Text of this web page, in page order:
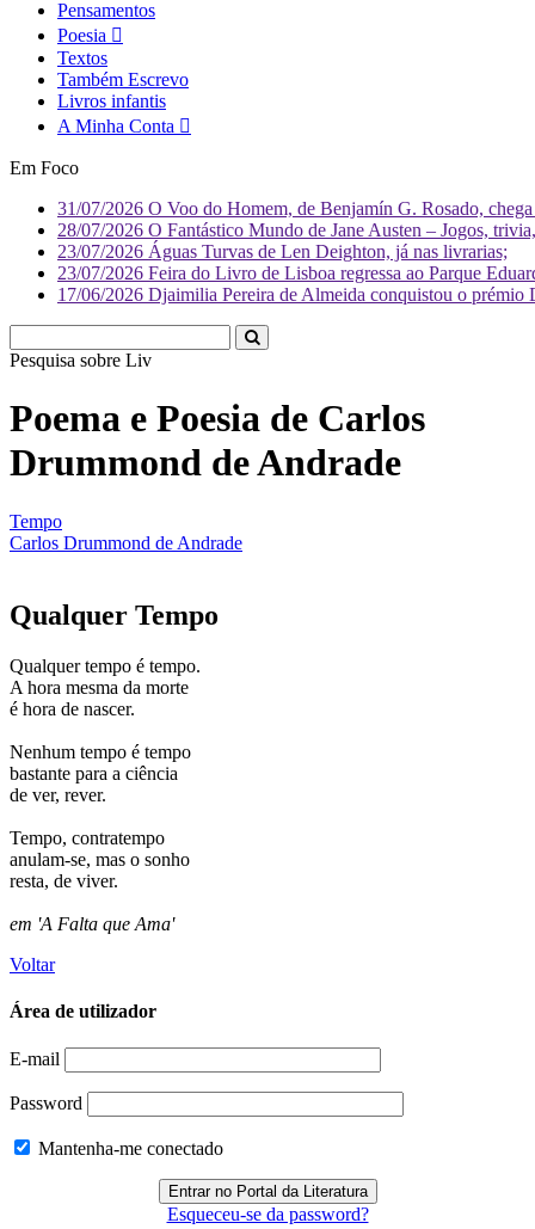
Pensamentos
Poesia
Textos
Também Escrevo
Livros infantis
A Minha Conta
Em Foco
31/07/2026 O Voo do Homem, de Benjamín G. Rosado,
28/07/2026 O Fantástico Mundo de Jane Austen – Jogos,
23/07/2026 Águas Turvas de Len Deighton, já nas livrarias;
23/07/2026 Feira do Livro de Lisboa regressa ao Parque
17/06/2026 Djaimilia Pereira de Almeida conquistou o
Pesquisa sobre Literatura
Poema e Poesia de Carlos
Drummond de Andrade
Tempo
Carlos Drummond de Andrade
Qualquer Tempo
Qualquer tempo é tempo.
A hora mesma da morte
é hora de nascer.
Nenhum tempo é tempo
bastante para a ciência
de ver, rever.
Tempo, contratempo
anulam-se, mas o sonho
resta, de viver.
em 'A Falta que Ama'
Voltar
Área de utilizador
E-mail
Password
Mantenha-me conectado
Esqueceu-se da password?